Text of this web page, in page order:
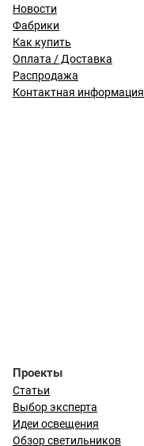
Новости
Фабрики
Как купить
Оплата / Доставка
Распродажа
Контактная информация
Проекты
Статьи
Выбор эксперта
Идеи освещения
Обзор светильников